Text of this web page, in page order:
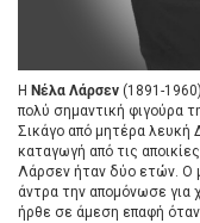
Η Νέλα Λάρσεν (1891-
πολύ σημαντική φιγούρα
Σικάγο από μητέρα λευκή
καταγωγή από τις
Λάρσεν ήταν δύο ετών. Ο
άντρα την απομόνωσε για
ήρθε σε άμεση επαφή